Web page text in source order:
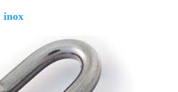
inox